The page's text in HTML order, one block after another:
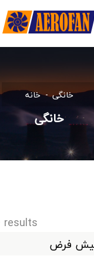
خانه خانگی
خانگی
results